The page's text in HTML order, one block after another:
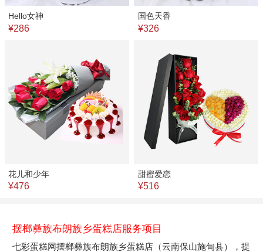
Hello女神
¥286
国色天香
¥326
花儿和少年
¥476
甜蜜爱恋
¥516
摆榔彝族布朗族乡蛋糕店服务项目
七彩蛋糕网摆榔彝族布朗族乡蛋糕店（云南保山施甸县），提